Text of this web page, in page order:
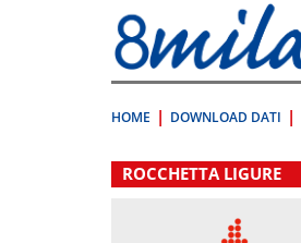
direttamente
a:
Contenuto
HOME DOWNLOAD DATI
.
ROCCHETTA LIGURE